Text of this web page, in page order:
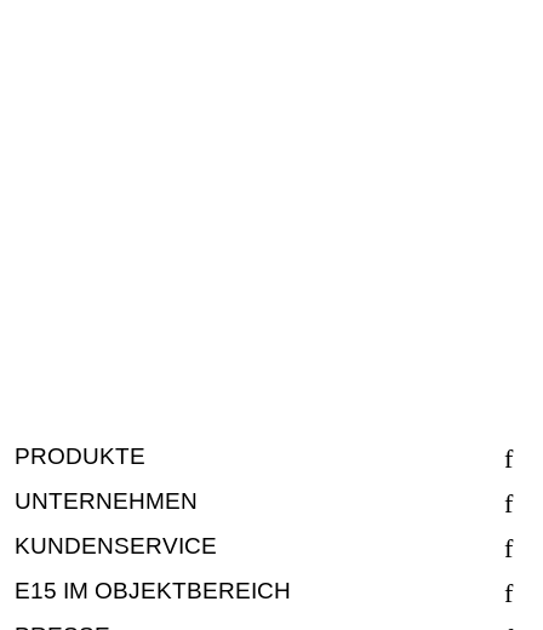
PRODUKTE
UNTERNEHMEN
KUNDENSERVICE
E15 IM OBJEKTBEREICH